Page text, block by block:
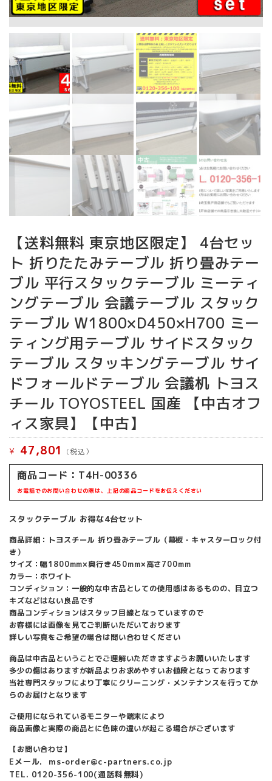
【送料無料 東京地区限定】 4台セッ
ト 折りたたみテーブル 折り畳みテー
ブル 平行スタックテーブル ミーティ
ングテーブル 会議テーブル スタック
テーブル W1800×D450×H700 ミー
ティング用テーブル サイドスタック
テーブル スタッキングテーブル サイ
ドフォールドテーブル 会議机 トヨス
チール TOYOSTEEL 国産 【中古オフ
ィス家具】【中古】
¥ 47,801 (税込）
商品コード：T4H-00336
お電話でのお問い合わせの際は、上記の商品コードをお伝えください
スタックテーブル お得な4台セット
商品詳細：トヨスチール 折り畳みテーブル（幕板・キャスターロック付
き）
サイズ：幅1800mm×奥行き450mm×高さ700mm
カラー：ホワイト
コンディション：一般的な中古品としての使用感はあるものの、目立つ
キズなどはない良品です
商品コンディションはスタッフ目線となっていますので
お客様には画像を見てご判断いただいております
詳しい写真をご希望の場合は問い合わせください
商品は中古品ということでご理解いただきますようお願いいたします
多少の傷はありますが新品よりお求めやすいお値段となっております
当社専門スタッフにより丁寧にクリーニング・メンテナンスを行ってか
らのお届けとなります
ご使用になられているモニターや端末により
商品画像と実際の商品とに色味の違いが起こる場合がございます
【お問い合わせ】
Eメール. ms-order@c-partners.co.jp
TEL. 0120-356-100(通話料無料)